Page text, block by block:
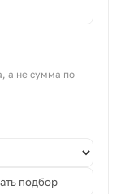
а не сумма по
подбор